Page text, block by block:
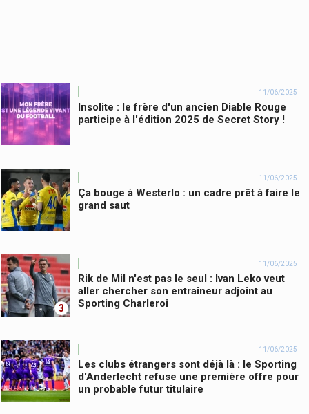
11/06/2025
Insolite : le frère d'un ancien Diable Rouge
participe à l'édition 2025 de Secret Story !
11/06/2025
Ça bouge à Westerlo : un cadre prêt à faire le
grand saut
3
11/06/2025
Rik de Mil n'est pas le seul : Ivan Leko veut
aller chercher son entraîneur adjoint au
Sporting Charleroi
11/06/2025
Les clubs étrangers sont déjà là : le Sporting
d'Anderlecht refuse une première offre pour
un probable futur titulaire